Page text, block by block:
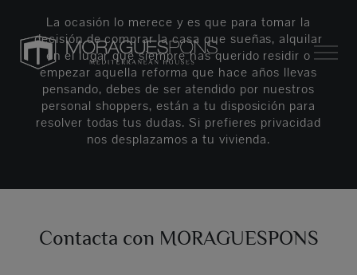
La ocasión lo merece y es que para tomar la
decisión de comprar la casa que sueñas, alquilar
en el lugar que siempre has querido residir o
empezar aquella reforma que hace años llevas
pensando, debes de ser atendido por nuestros
personal shoppers, están a tu disposición para
resolver todas tus dudas. Si prefieres privacidad
nos desplazamos a tu vivienda.
Contacta con MORAGUESPONS